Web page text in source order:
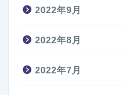
2022年9月
2022年8月
2022年7月